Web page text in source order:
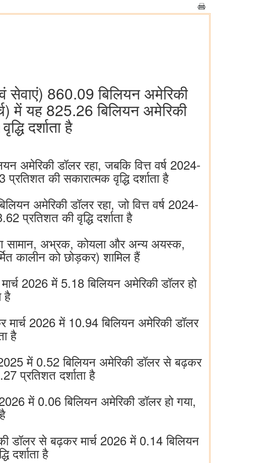
सेवाएं) 860.09 बिलियन अमेरिकी
में यह 825.26 बिलियन अमेरिकी
दर्शाता है
अमेरिकी डॉलर रहा, जबकि वित्त वर्ष 2024-
की सकारात्मक वृद्धि दर्शाता है
अमेरिकी डॉलर रहा, जो वित्त वर्ष 2024-
प्रतिशत की वृद्धि दर्शाता है
सामान, अभ्रक, कोयला और अन्य अयस्क,
कालीन को छोड़कर) शामिल हैं
2026 में 5.18 बिलियन अमेरिकी डॉलर हो
है
मार्च 2026 में 10.94 बिलियन अमेरिकी डॉलर
है
में 0.52 बिलियन अमेरिकी डॉलर से बढ़कर
प्रतिशत दर्शाता है
में 0.06 बिलियन अमेरिकी डॉलर हो गया,
डॉलर से बढ़कर मार्च 2026 में 0.14 बिलियन
दर्शाता है